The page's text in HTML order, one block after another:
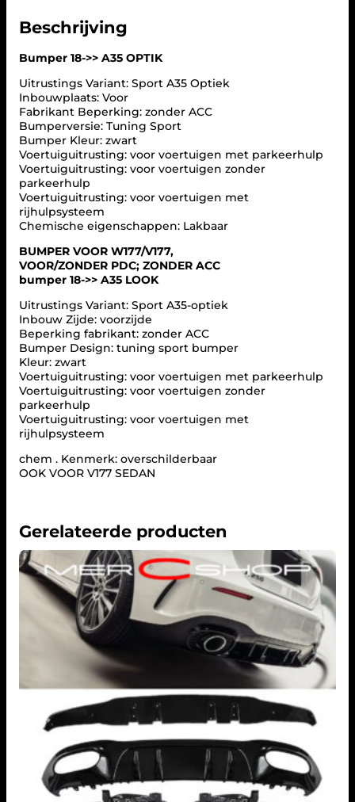
€
1
.
3
6
5
,
0
.
P
C
Z
O
N
D
E
R
A
C
C
–
M
E
R
C
E
D
E
S
B
E
N
Z
A
-
C
L
A
W
7
7
Beschrijving
Bumper 18->> A35 OPTIK
Uitrustings Variant: Sport A35 Optiek
Inbouwplaats: Voor
Fabrikant Beperking: zonder ACC
Bumperversie: Tuning Sport
Bumper Kleur: zwart
Voertuiguitrusting: voor voertuigen met parkeerhulp
Voertuiguitrusting: voor voertuigen zonder
parkeerhulp
Voertuiguitrusting: voor voertuigen met
rijhulpsysteem
Chemische eigenschappen: Lakbaar
BUMPER VOOR W177/V177,
VOOR/ZONDER PDC; ZONDER ACC
bumper 18->> A35 LOOK
Uitrustings Variant: Sport A35-optiek
Inbouw Zijde: voorzijde
Beperking fabrikant: zonder ACC
Bumper Design: tuning sport bumper
Kleur: zwart
Voertuiguitrusting: voor voertuigen met parkeerhulp
Voertuiguitrusting: voor voertuigen zonder
parkeerhulp
Voertuiguitrusting: voor voertuigen met
rijhulpsysteem
chem . Kenmerk: overschilderbaar
OOK VOOR V177 SEDAN
Gerelateerde producten